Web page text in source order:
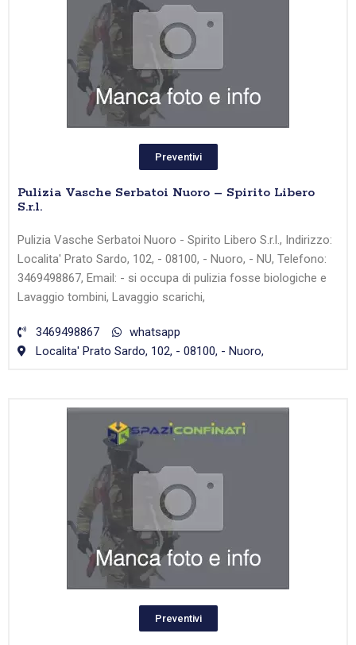
Preventivi
Pulizia Vasche Serbatoi Nuoro – Spirito Libero
S.r.l.
Pulizia Vasche Serbatoi Nuoro - Spirito Libero S.r.l., Indirizzo:
Localita' Prato Sardo, 102, - 08100, - Nuoro, - NU, Telefono:
3469498867, Email: - si occupa di pulizia fosse biologiche e
Lavaggio tombini, Lavaggio scarichi,
3469498867
whatsapp
Localita' Prato Sardo, 102, - 08100, - Nuoro,
Preventivi